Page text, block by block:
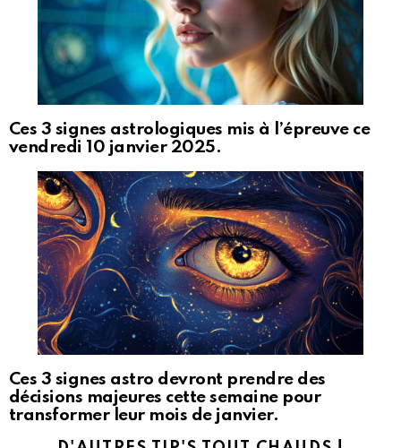
Ces 3 signes astrologiques mis à l’épreuve ce
vendredi 10 janvier 2025.
Ces 3 signes astro devront prendre des
décisions majeures cette semaine pour
transformer leur mois de janvier.